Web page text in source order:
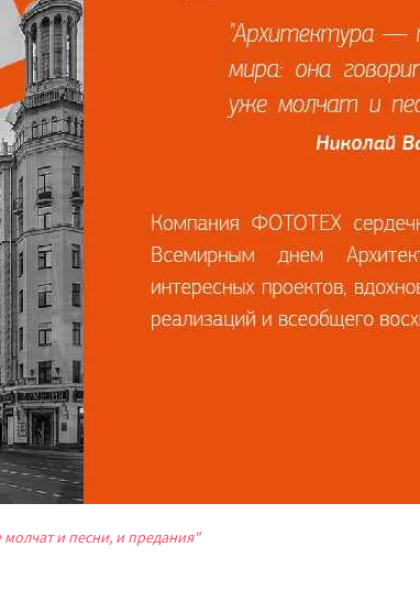
молчат и песни, и предания"